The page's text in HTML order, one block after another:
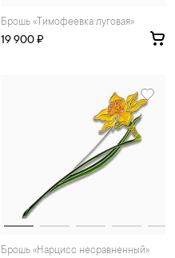
Брошь «Тимофеевка луговая»
19 900 ₽
Брошь «Нарцисс несравненный»